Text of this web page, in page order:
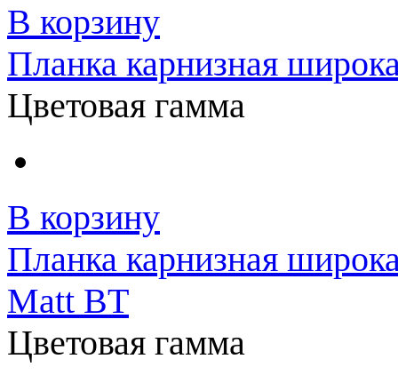
В корзину
Планка карнизная
Цветовая гамма
В корзину
Планка карнизная
Matt BT
Цветовая гамма